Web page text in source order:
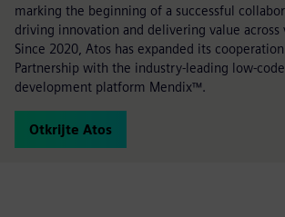
marking the beginning of a successful
driving innovation and delivering value across
Since 2020, Atos has expanded its
Partnership with the industry-leading low-
development platform Mendix™.
Otkrijte Atos